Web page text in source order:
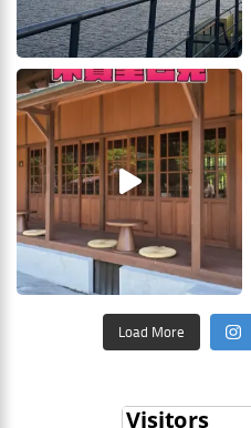
Load More